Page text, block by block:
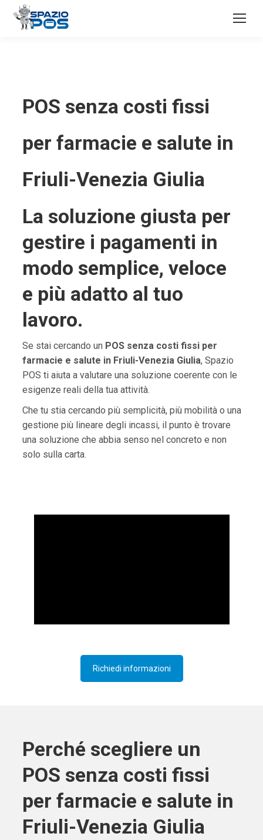
POS senza costi fissi
per farmacie e salute in
Friuli-Venezia Giulia
La soluzione giusta per
gestire i pagamenti in
modo semplice, veloce
e più adatto al tuo
lavoro.
Se stai cercando un POS senza costi fissi per
farmacie e salute in Friuli-Venezia Giulia, Spazio
POS ti aiuta a valutare una soluzione coerente con le
esigenze reali della tua attività.
Che tu stia cercando più semplicità, più mobilità o una
gestione più lineare degli incassi, il punto è trovare
una soluzione che abbia senso nel concreto e non
solo sulla carta.
Richiedi informazioni
Perché scegliere un
POS senza costi fissi
per farmacie e salute in
Friuli-Venezia Giulia